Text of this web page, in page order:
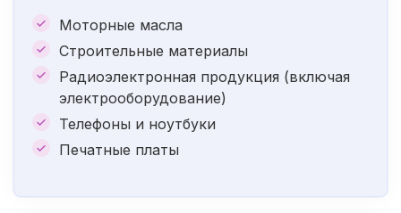
Моторные масла
Строительные материалы
Радиоэлектронная продукция (включая
электрооборудование)
Телефоны и ноутбуки
Печатные платы